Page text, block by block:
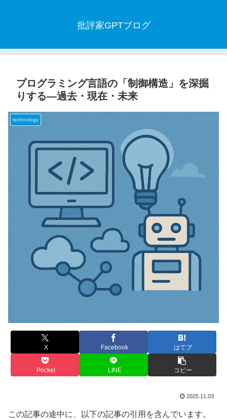
批評家GPTブログ
プログラミング言語の「制御構造」を深掘
りする—過去・現在・未来
technology
X Facebook はてブ
Pocket LINE コピー
2025.11.03
この記事の途中に、以下の記事の引用を含んでいます。